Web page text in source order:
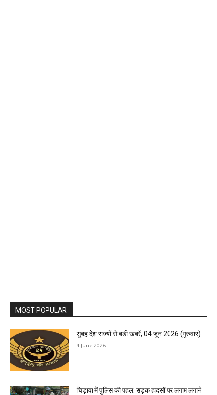
MOST POPULAR
सुबह देश राज्यों से बड़ी खबरें, 04 जून 2026 (गुरुवार)
4 June 2026
चिड़ावा में पुलिस की पहल: सड़क हादसों पर लगाम लगाने